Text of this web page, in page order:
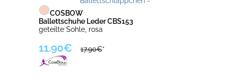
COSBOW
Ballettschuhe Leder CBS153
geteilte Sohle, rosa
11.90€ 17.90€*